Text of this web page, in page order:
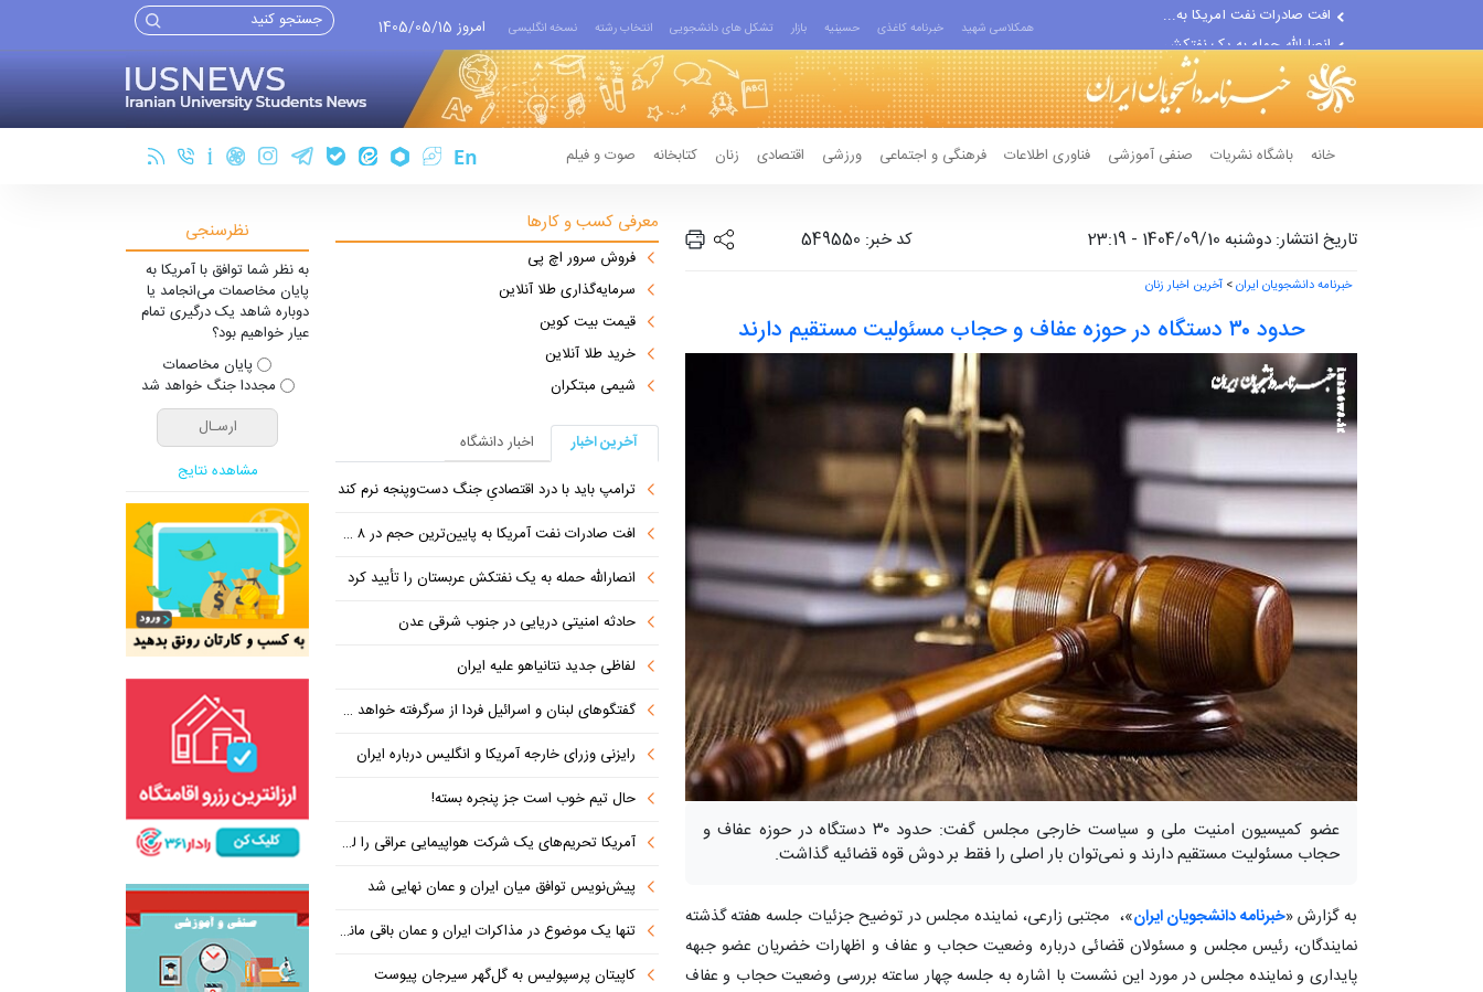
انصارالله حمله به یک نفتکش...
حادثه امنیتی دریایی در جنوب...
همکلاسی شهید خبرنامه کاغذی حسینیه بازار تشکل های دانشجویی انتخاب رشته نسخه انگلیسی امروز 1405/05/15
خانه باشگاه نشریات صنفی آموزشی فناوری اطلاعات فرهنگی و اجتماعی ورزشی اقتصادی زنان کتابخانه صوت و فیلم
تاریخ انتشار: دوشنبه 1404/09/10 - 23:19 کد خبر: 549550
خبرنامه دانشجویان ایران> آخرین اخبار زنان
حدود ۳۰ دستگاه در حوزه عفاف و حجاب مسئولیت مستقیم دارند
عضو کمیسیون امنیت ملی و سیاست خارجی مجلس گفت: حدود ۳۰ دستگاه در حوزه عفاف و
حجاب مسئولیت مستقیم دارند و نمی‌توان بار اصلی را فقط بر دوش قوه قضائیه گذاشت.
به گزارش «خبرنامه دانشجویان ایران»، مجتبی زارعی، نماینده مجلس در توضیح جزئیات جلسه هفته گذشته
نمایندگان، رئیس مجلس و مسئولان قضائی درباره وضعیت حجاب و عفاف و اظهارات خضریان عضو جبهه
پایداری و نماینده مجلس در مورد این نشست با اشاره به جلسه چهار ساعته بررسی وضعیت حجاب و عفاف
معرفی کسب و کارها
فروش سرور اچ پی
سرمایه‌گذاری طلا آنلاین
قیمت بیت کوین
خرید طلا آنلاین
شیمی مبتکران
آخرین اخبار
اخبار دانشگاه
ترامپ باید با درد اقتصادیِ جنگ دست‌و‌پنجه نرم کند
افت صادرات نفت آمریکا به پایین‌ترین حجم در ۸ ماه اخیر
انصارالله حمله به یک نفتکش عربستان را تأیید کرد
حادثه امنیتی دریایی در جنوب شرقی عدن
لفاظی جدید نتانیاهو علیه ایران
گفتگوهای لبنان و اسرائیل فردا از سرگرفته خواهد شد!
رایزنی وزرای خارجه آمریکا و انگلیس درباره ایران
حال تیم خوب است جز پنجره بسته!
آمریکا تحریم‌های یک شرکت هواپیمایی عراقی را لغو کرد
پیش‌نویس توافق میان ایران و عمان نهایی شد
تنها یک موضوع در مذاکرات ایران و عمان باقی مانده است
کاپیتان پرسپولیس به گل‌گهر سیرجان پیوست
نظرسنجی
به نظر شما توافق با آمریکا به
پایان مخاصمات می‌انجامد یا
دوباره شاهد یک درگیری تمام
عیار خواهیم بود؟
پایان مخاصمات
مجددا جنگ خواهد شد
مشاهده نتایج